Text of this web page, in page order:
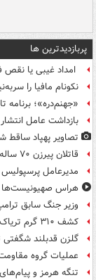
پربازدیدترین ها
امداد غیبی یا نقص
نکونام مافیا را
«جهنم‌دره»؛ برنامه
بازداشت عامل
تصاویر پهپاد ساقط
قاتلان پیرزن ۷۰ ساله همدانی با ۵۰ گرم طلا دستگیر شدند
مدیرعامل
هراس
وزیر جنگ سابق
کشف ۳۱۰ گرم تریاک از معده مسافر اتوبوس در قاینات
گلزن قدبلند
عملیات گروه
تنگه هرمز و پیام‌های